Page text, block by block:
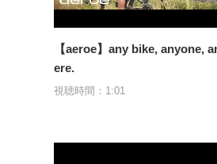
【aeroe】any bike, anyone,
ere.
視聴時間：1:01